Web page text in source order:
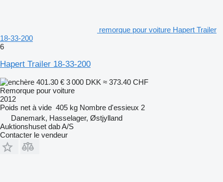
remorque pour voiture Hapert Trailer
18-33-200
6
Hapert Trailer 18-33-200
401.30 € 3 000 DKK ≈ 373.40 CHF
Remorque pour voiture
2012
Poids net à vide 405 kg Nombre d'essieux 2
Danemark, Hasselager, Østjylland
Auktionshuset dab A/S
Contacter le vendeur